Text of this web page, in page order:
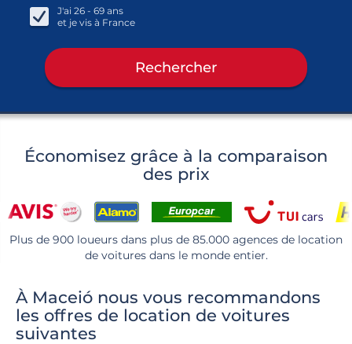
J'ai 26 - 69 ans
et je vis à France
Rechercher
Économisez grâce à la comparaison
des prix
Plus de 900 loueurs dans plus de 85.000 agences de location
de voitures dans le monde entier.
À Maceió nous vous recommandons
les offres de location de voitures
suivantes